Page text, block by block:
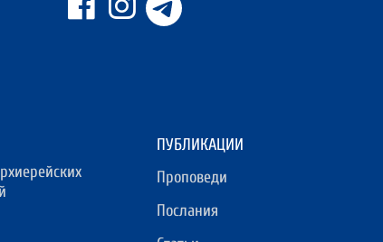
ПУБЛИКАЦИИ
Проповеди
Послания